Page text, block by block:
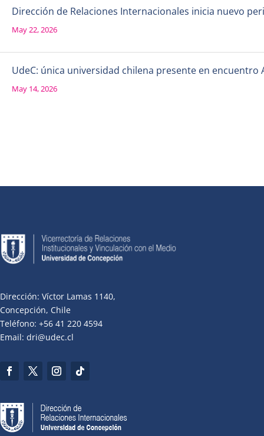
Dirección de Relaciones Internacionales inicia nuevo
May 22, 2026
UdeC: única universidad chilena presente en
May 14, 2026
Dirección: Víctor Lamas 1140,
Concepción, Chile
Teléfono: +56 41 220 4594
Email: dri@udec.cl